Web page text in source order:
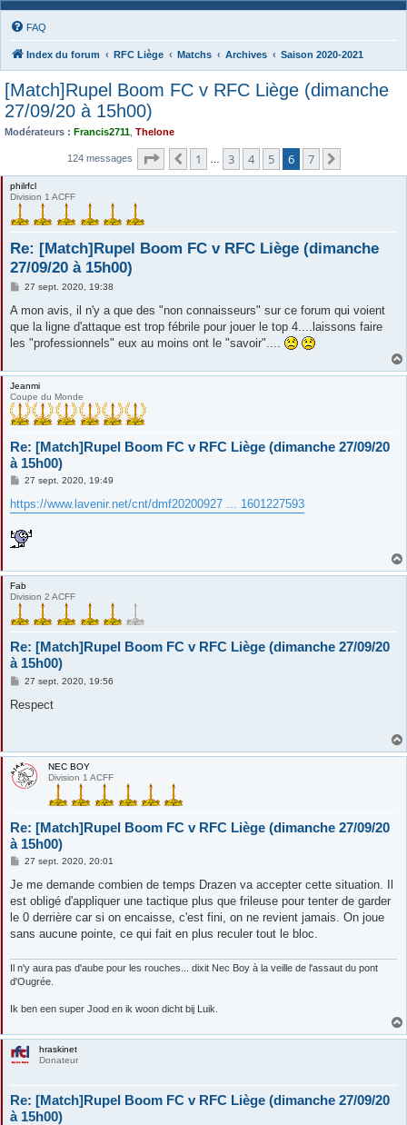
FAQ
Index du forum RFC Liège Matchs Archives Saison 2020-2021
[Match]Rupel Boom FC v RFC Liège (dimanche
27/09/20 à 15h00)
Modérateurs : Francis2711 Thelone
124 messages Page sur
Précédente
1 3 4 5 6 7
philrfcl
Division 1 ACFF
Re: [Match]Rupel Boom FC v RFC Liège (dimanche
27/09/20 à 15h00)
M
s
a
g
27 sept. 2020, 19:38
A mon avis, il n'y a que des "non connaisseurs" sur ce forum qui voient
que la ligne d'attaque est trop fébrile pour jouer le top 4....laissons faire
les "professionnels" eux au moins ont le "savoir"....
Jeanmi
Coupe du Monde
Re: [Match]Rupel Boom FC v RFC Liège (dimanche 27/09/20
à 15h00)
M
s
s
g
e
27 sept. 2020, 19:49
https://www.lavenir.net/cnt/dmf20200927 ... 1601227593
Fab
Division 2 ACFF
Re: [Match]Rupel Boom FC v RFC Liège (dimanche 27/09/20
à 15h00)
M
s
27 sept. 2020, 19:56
Respect
NEC BOY
Division 1 ACFF
Re: [Match]Rupel Boom FC v RFC Liège (dimanche 27/09/20
à 15h00)
M
s
a
g
27 sept. 2020, 20:01
Je me demande combien de temps Drazen va accepter cette situation. Il
est obligé d'appliquer une tactique plus que frileuse pour tenter de garder
le 0 derrière car si on encaisse, c'est fini, on ne revient jamais. On joue
sans aucune pointe, ce qui fait en plus reculer tout le bloc.
Il n'y aura pas d'aube pour les rouches... dixit Nec Boy à la veille de l'assaut du pont
d'Ougrée.
Ik ben een super Jood en ik woon dicht bij Luik.
hraskinet
Donateur
Re: [Match]Rupel Boom FC v RFC Liège (dimanche 27/09/20
à 15h00)